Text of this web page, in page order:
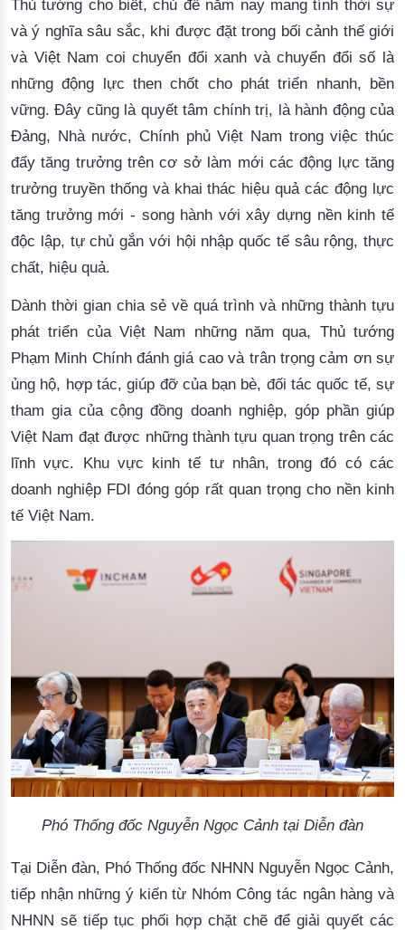
Thủ tướng cho biết, chủ đề năm nay mang tính thời sự
và ý nghĩa sâu sắc, khi được đặt trong bối cảnh thế giới
và Việt Nam coi chuyển đổi xanh và chuyển đổi số là
những động lực then chốt cho phát triển nhanh, bền
vững. Đây cũng là quyết tâm chính trị, là hành động của
Đảng, Nhà nước, Chính phủ Việt Nam trong việc thúc
đẩy tăng trưởng trên cơ sở làm mới các động lực tăng
trưởng truyền thống và khai thác hiệu quả các động lực
tăng trưởng mới - song hành với xây dựng nền kinh tế
độc lập, tự chủ gắn với hội nhập quốc tế sâu rộng, thực
chất, hiệu quả.
Dành thời gian chia sẻ về quá trình và những thành tựu
phát triển của Việt Nam những năm qua, Thủ tướng
Phạm Minh Chính đánh giá cao và trân trọng cảm ơn sự
ủng hộ, hợp tác, giúp đỡ của bạn bè, đối tác quốc tế, sự
tham gia của cộng đồng doanh nghiệp, góp phần giúp
Việt Nam đạt được những thành tựu quan trọng trên các
lĩnh vực. Khu vực kinh tế tư nhân, trong đó có các
doanh nghiệp FDI đóng góp rất quan trọng cho nền kinh
tế Việt Nam.
Phó Thống đốc Nguyễn Ngọc Cảnh tại Diễn đàn
Tại Diễn đàn, Phó Thống đốc NHNN Nguyễn Ngọc Cảnh,
tiếp nhận những ý kiến từ Nhóm Công tác ngân hàng và
NHNN sẽ tiếp tục phối hợp chặt chẽ để giải quyết các